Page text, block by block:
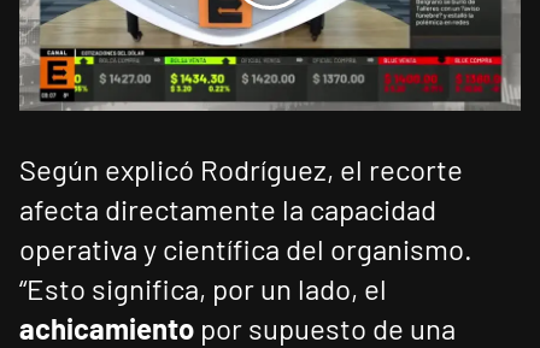
Según explicó Rodríguez, el recorte
afecta directamente la capacidad
operativa y científica del organismo.
“Esto significa, por un lado, el
achicamiento por supuesto de una